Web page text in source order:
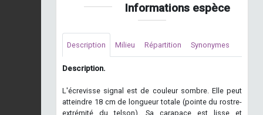
Informations espèce
Description Milieu Répartition Synonymes
Description.
L'écrevisse signal est de couleur sombre. Elle peut
atteindre 18 cm de longueur totale (pointe du rostre-
extrémité du telson). Sa carapace est lisse et